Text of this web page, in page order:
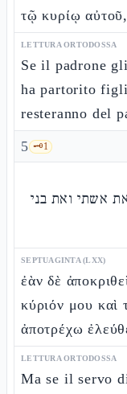
τῷ κυρίῳ
LETTURA ORTODOSSA
Se il padrone
ha partorito
resteranno del
5 🗝️1
אשתי ואת בני
SEPTUAGINTA (LXX)
ἐὰν δὲ
κύριόν μου καὶ
ἀποτρέχω
LETTURA ORTODOSSA
Ma se il servo